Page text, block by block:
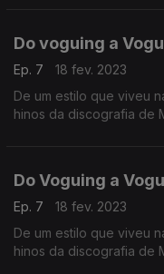
Do voguing a
Ep. 7
18 fev. 2023
De um estilo que viveu
hinos da discografia de
Do Voguing a
Ep. 7
18 fev. 2023
De um estilo que viveu
hinos da discografia de